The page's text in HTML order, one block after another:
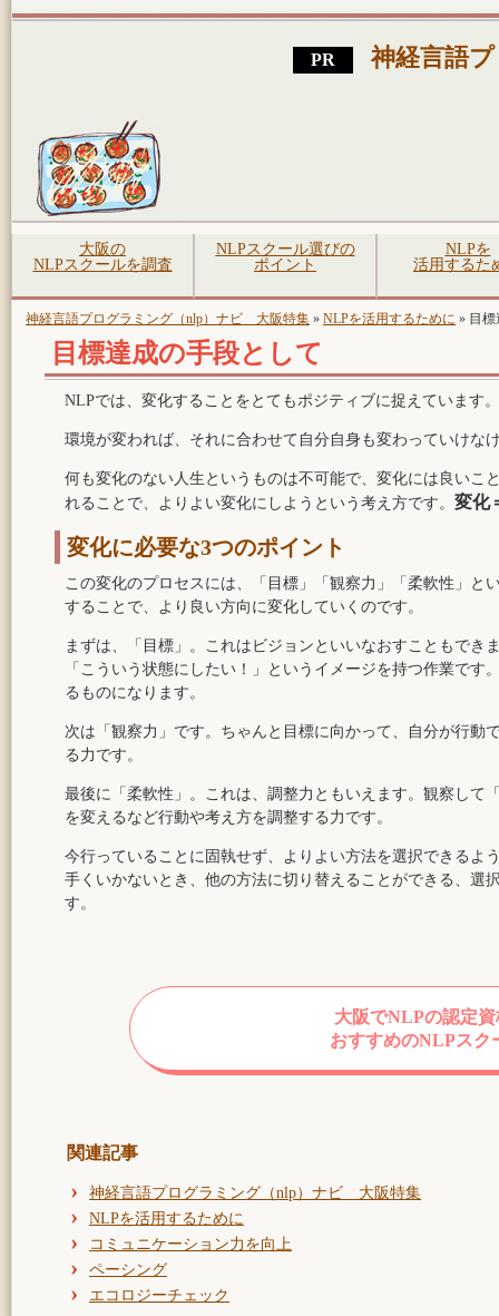
神経言語
大阪の
NLPスクールを調査
NLPスクール選びの
ポイント
NLPを
活用するた
神経言語プログラミング（nlp）ナビ 大阪特集 » NLPを活用するために » 目
目標達成の手段として
NLPでは、変化することをとてもポジティブに捉えています
環境が変われば、それに合わせて自分自身も変わっていけな
何も変化のない人生というものは不可能で、変化には良いこ
れることで、よりよい変化にしようという考え方です。 変化
変化に必要な3つのポイント
この変化のプロセスには、「目標」「観察力」「柔軟性」と
することで、より良い方向に変化していくのです。
まずは、「目標」。これはビジョンといいなおすこともでき
「こういう状態にしたい！」というイメージを持つ作業で
るものになります。
次は「観察力」です。ちゃんと目標に向かって、自分が行動
る力です。
最後に「柔軟性」。これは、調整力ともいえます。観察して
を変えるなど行動や考え方を調整する力です。
今行っていることに固執せず、よりよい方法を選択できるよ
手くいかないとき、他の方法に切り替えることができる、選
す。
大阪でNLPの認定
おすすめのNLPスク
関連記事
神経言語プログラミング（nlp）ナビ 大阪特集
NLPを活用するために
コミュニケーション力を向上
ペーシング
エコロジーチェック